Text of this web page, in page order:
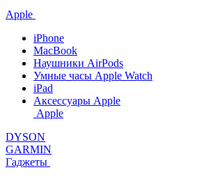
Apple
iPhone
MacBook
Наушники AirPods
Умные часы Apple Watch
iPad
Аксессуары Apple
Apple
DYSON
GARMIN
Гаджеты